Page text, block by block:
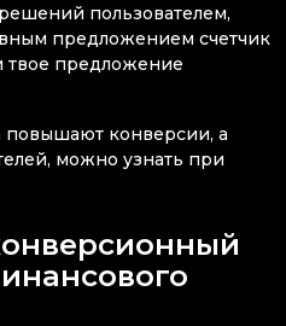
пользователем,
предложением счетчик
твое предложение
повышают конверсии, а
можно узнать при